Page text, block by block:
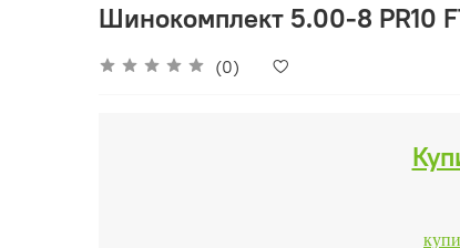
Шинокомплект 5.00-8 PR10
(0)